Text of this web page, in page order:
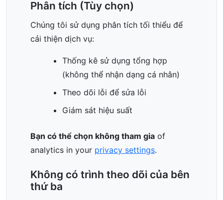
Phân tích (Tùy chọn)
Chúng tôi sử dụng phân tích tối thiểu để
cải thiện dịch vụ:
Thống kê sử dụng tổng hợp
(không thể nhận dạng cá nhân)
Theo dõi lỗi để sửa lỗi
Giám sát hiệu suất
Bạn có thể chọn không tham gia of
analytics in your privacy settings.
Không có trình theo dõi của bên
thứ ba